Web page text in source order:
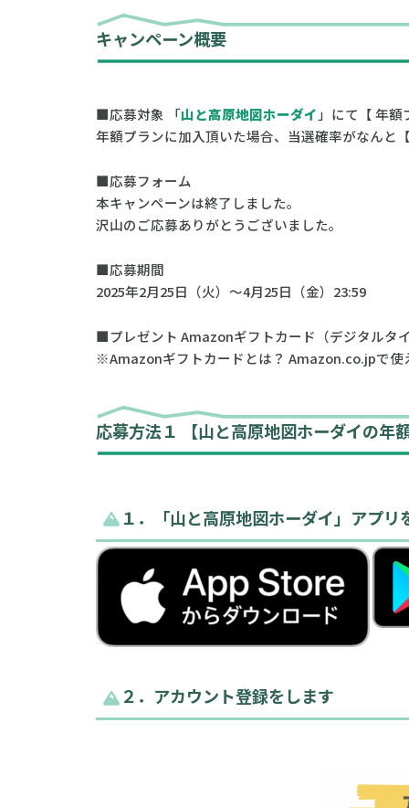
キャンペーン概要
■応募対象 「山と高原地図ホーダイ 」にて【 年
年額プランに加入頂いた場合、当選確率がなんと
■応募フォーム
本キャンペーンは終了しました。
沢山のご応募ありがとうございました。
■応募期間
2025年2月25日（火）〜4月25日（金）23:59
■プレゼント Amazonギフトカード（デジタルタ
※Amazonギフトカードとは？ Amazon.co.jpで使
応募方法１ 【山と高原地図ホーダイの年
１．「山と高原地図ホーダイ」アプリ
２．アカウント登録をします